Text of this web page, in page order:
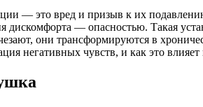
— это вред и призыв к их
— опасностью. Такая
они трансформируются в
негативных чувств, и как это влияет